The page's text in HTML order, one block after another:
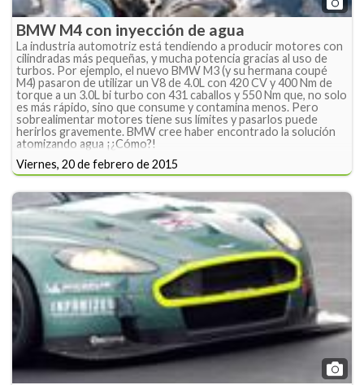
BMW M4 con inyección de agua
La industria automotriz está tendiendo a producir motores con
cilindradas más pequeñas, y mucha potencia gracias al uso de
turbos. Por ejemplo, el nuevo BMW M3 (y su hermana coupé
M4) pasaron de utilizar un V8 de 4.0L con 420 CV y 400 Nm de
torque a un 3.0L bi turbo con 431 caballos y 550 Nm que, no solo
es más rápido, sino que consume y contamina menos. Pero
sobrealimentar motores tiene sus límites y pasarlos puede
herirlos gravemente. BMW cree haber encontrado la solución
atomizando agua ¡¿Cómo?!
Viernes, 20 de febrero de 2015